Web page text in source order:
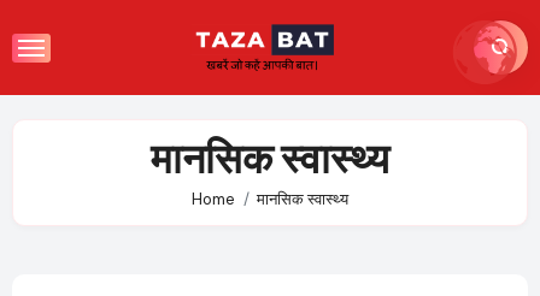
to
मानसिक स्वास्थ्य
Home मानसिक स्वास्थ्य